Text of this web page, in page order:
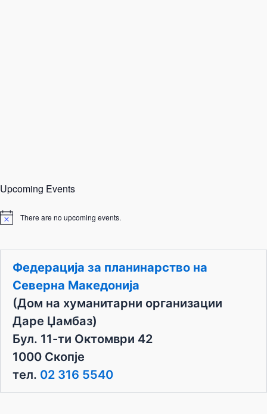
Upcoming Events
N
i
There are no upcoming events.
Федерација за планинарство на
Северна Македонија
(Дом на хуманитарни организации
Даре Џамбаз)
Бул. 11-ти Октомври 42
1000 Скопје
тел. 02 316 5540